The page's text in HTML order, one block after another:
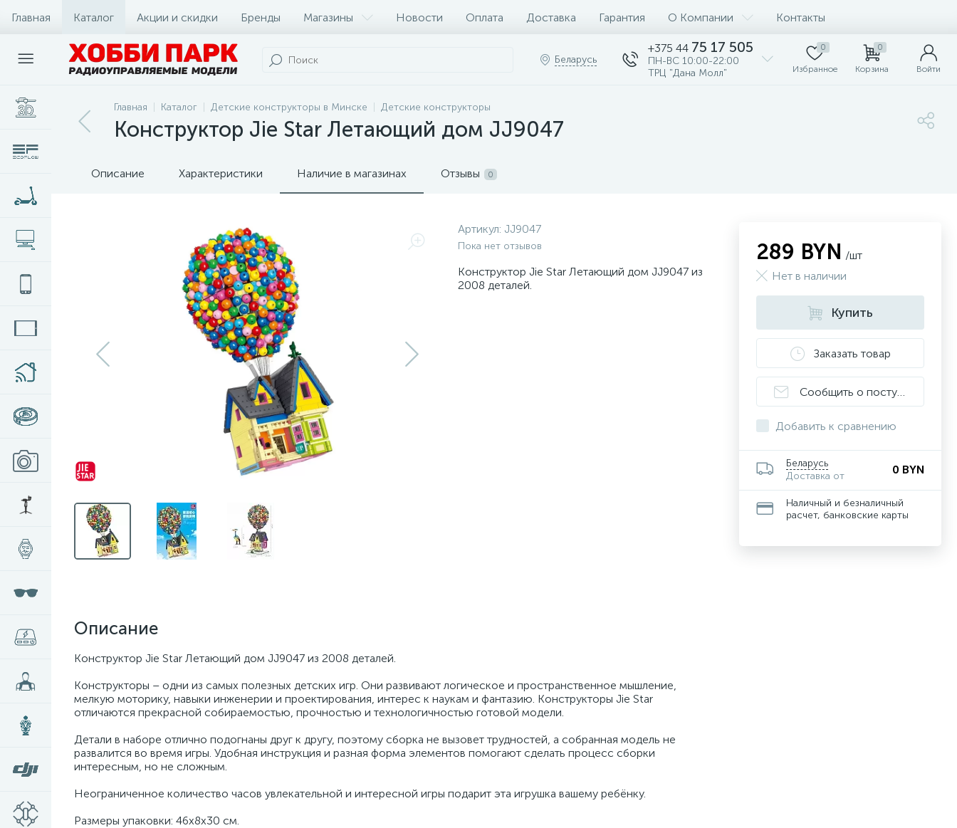
Главная Каталог Акции и скидки Бренды Магазины Новости Оплата Доставка Гарантия О Компании Контакты
Беларусь
+375 44 75 17 505
ПН-ВС 10:00-22:00
ТРЦ "Дана Молл"
0
Избранное
0
Корзина Войти
Главная Каталог Детские конструкторы в Минске Детские конструкторы
Конструктор Jie Star Летающий дом JJ9047
Описание Характеристики Наличие в магазинах Отзывы 0
Артикул: JJ9047
Пока нет отзывов
Конструктор Jie Star Летающий дом JJ9047 из
2008 деталей.
Описание
Конструктор Jie Star Летающий дом JJ9047 из 2008 деталей.
Конструкторы – одни из самых полезных детских игр. Они развивают логическое и пространственное мышление,
мелкую моторику, навыки инженерии и проектирования, интерес к наукам и фантазию. Конструкторы Jie Star
отличаются прекрасной собираемостью, прочностью и технологичностью готовой модели.
Детали в наборе отлично подогнаны друг к другу, поэтому сборка не вызовет трудностей, а собранная модель не
развалится во время игры. Удобная инструкция и разная форма элементов помогают сделать процесс сборки
интересным, но не сложным.
Неограниченное количество часов увлекательной и интересной игры подарит эта игрушка вашему ребёнку.
Размеры упаковки: 46x8x30 см.
289 BYN /шт
Нет в наличии
Купить
Заказать товар
Сообщить о поступлении
Добавить к сравнению
Беларусь
Доставка от
0 BYN
Наличный и безналичный
расчет, банковские карты